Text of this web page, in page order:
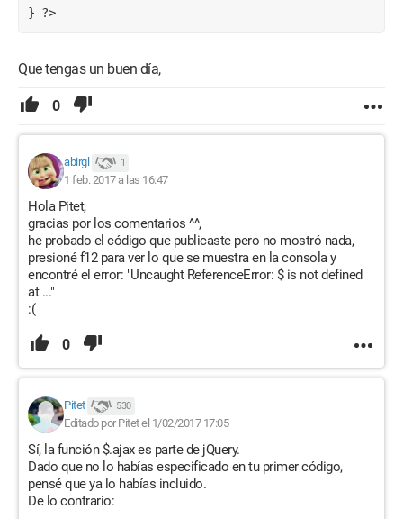
} ?>
Que tengas un buen día,
0
abirgl 1
1 feb. 2017 a las 16:47
Hola Pitet,
gracias por los comentarios ^^,
he probado el código que publicaste pero no mostró nada,
presioné f12 para ver lo que se muestra en la consola y
encontré el error: "Uncaught ReferenceError: $ is not defined
at ..."
:(
0
Pitet 530
Editado por Pitet el 1/02/2017 17:05
Sí, la función $.ajax es parte de jQuery.
Dado que no lo habías especificado en tu primer código,
pensé que ya lo habías incluido.
De lo contrario: